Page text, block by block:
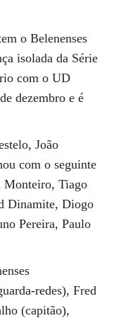
o Belenenses
isolada da Série
com o UD
dezembro e é
João
com o seguinte
Monteiro, Tiago
Dinamite, Diogo
Pereira, Paulo
redes), Fred
(capitão),